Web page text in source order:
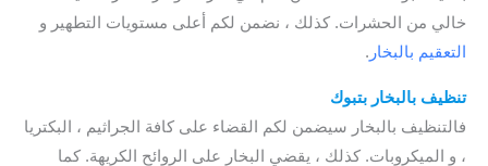
خالي من الحشرات. كذلك ، نضمن لكم أعلى مستويات التطهير و
التعقيم بالبخار .
تنظيف بالبخار بتبوك
فالتنظيف بالبخار سيضمن لكم القضاء على كافة الجراثيم ، البكتريا
، و الميكروبات. كذلك ، يقضي البخار على الروائح الكريهة. كما